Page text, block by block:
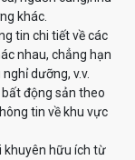
khác.
tin chi tiết về các
nhau, chẳng hạn
dưỡng, v.v.
động sản theo
tin về khu vực
khuyên hữu ích từ